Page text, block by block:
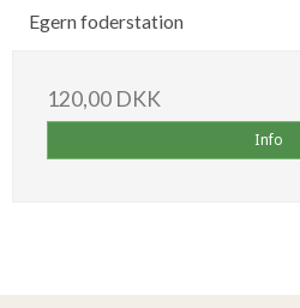
Egern foderstation
120,00 DKK
Info